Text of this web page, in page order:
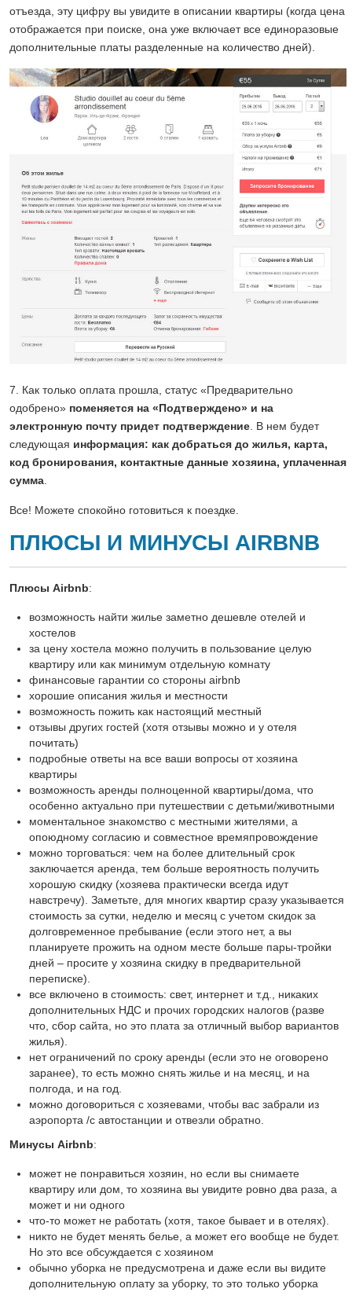
отъезда, эту цифру вы увидите в описании квартиры (когда цена
отображается при поиске, она уже включает все единоразовые
дополнительные платы разделенные на количество дней).
7. Как только оплата прошла, статус «Предварительно
одобрено» поменяется на «Подтверждено» и на
электронную почту придет подтверждение . В нем будет
следующая информация: как добраться до жилья, карта,
код бронирования, контактные данные хозяина, уплаченная
сумма
Все! Можете спокойно готовиться к поездке.
ПЛЮСЫ И МИНУСЫ AIRBNB
Плюсы Airbnb:
возможность найти жилье заметно дешевле отелей и
хостелов
за цену хостела можно получить в пользование целую
квартиру или как минимум отдельную комнату
финансовые гарантии со стороны airbnb
хорошие описания жилья и местности
возможность пожить как настоящий местный
отзывы других гостей (хотя отзывы можно и у отеля
почитать)
подробные ответы на все ваши вопросы от хозяина
квартиры
возможность аренды полноценной квартиры/дома, что
особенно актуально при путешествии с детьми/животными
моментальное знакомство с местными жителями, а
опоюдному согласию и совместное времяпровождение
можно торговаться: чем на более длительный срок
заключается аренда, тем больше вероятность получить
хорошую скидку (хозяева практически всегда идут
навстречу). Заметьте, для многих квартир сразу указывается
стоимость за сутки, неделю и месяц с учетом скидок за
долговременное пребывание (если этого нет, а вы
планируете прожить на одном месте больше пары-тройки
дней – просите у хозяина скидку в предварительной
переписке).
все включено в стоимость: свет, интернет и т.д., никаких
дополнительных НДС и прочих городских налогов (разве
что, сбор сайта, но это плата за отличный выбор вариантов
жилья).
нет ограничений по сроку аренды (если это не оговорено
заранее), то есть можно снять жилье и на месяц, и на
полгода, и на год.
можно договориться с хозяевами, чтобы вас забрали из
аэропорта /с автостанции и отвезли обратно.
Минусы Airbnb:
может не понравиться хозяин, но если вы снимаете
квартиру или дом, то хозяина вы увидите ровно два раза, а
может и ни одного
что-то может не работать (хотя, такое бывает и в отелях).
никто не будет менять белье, а может его вообще не будет.
Но это все обсуждается с хозяином
обычно уборка не предусмотрена и даже если вы видите
дополнительную оплату за уборку, то это только уборка